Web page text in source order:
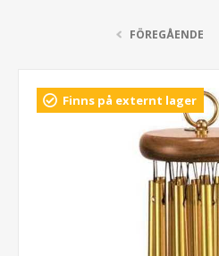
FÖREGÅENDE
Finns på externt lager